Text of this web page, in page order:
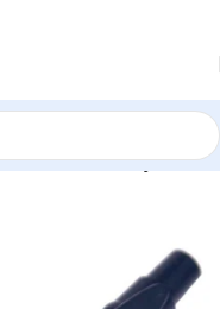
Use – BG-JABPECO